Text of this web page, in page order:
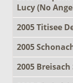
Lucy (No
2005 Titisee
2005
2005